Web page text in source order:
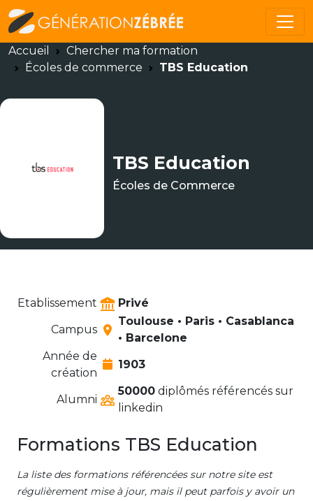
Accueil
Chercher ma formation
Écoles de commerce
TBS Education
TBS Education
Écoles de Commerce
Etablissement
Privé
Campus
Toulouse • Paris • Casablanca
• Barcelone
Année de
création
1903
Alumni
50000 diplômés référencés sur
linkedin
Formations TBS Education
La liste des formations référencées sur notre site est
régulièrement mise à jour, mais il peut parfois y avoir un